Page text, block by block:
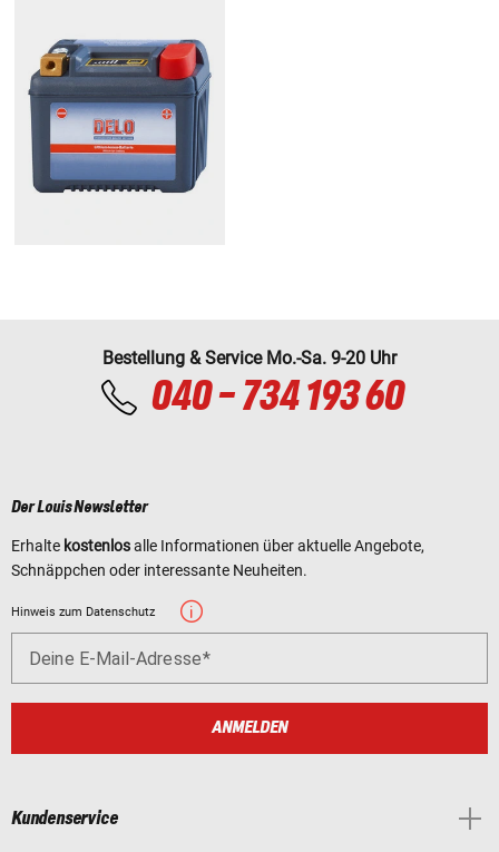
Bestellung & Service Mo.-Sa. 9-20 Uhr
040 - 734 193 60
Der Louis Newsletter
Erhalte kostenlosalle Informationen über aktuelle Angebote,
Schnäppchen oder interessante Neuheiten.
Hinweis zum Datenschutz
Deine E-Mail-Adresse
ANMELDEN
Kundenservice